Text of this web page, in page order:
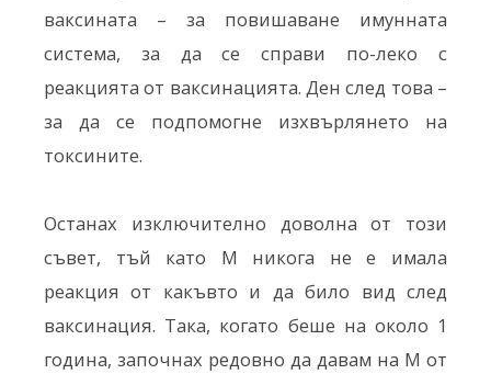
ваксината – за повишаване имунната
система, за да се справи по-леко с
реакцията от ваксинацията. Ден след това –
за да се подпомогне изхвърлянето на
токсините.
Останах изключително доволна от този
съвет, тъй като М никога не е имала
реакция от какъвто и да било вид след
ваксинация. Така, когато беше на около 1
година, започнах редовно да давам на M от